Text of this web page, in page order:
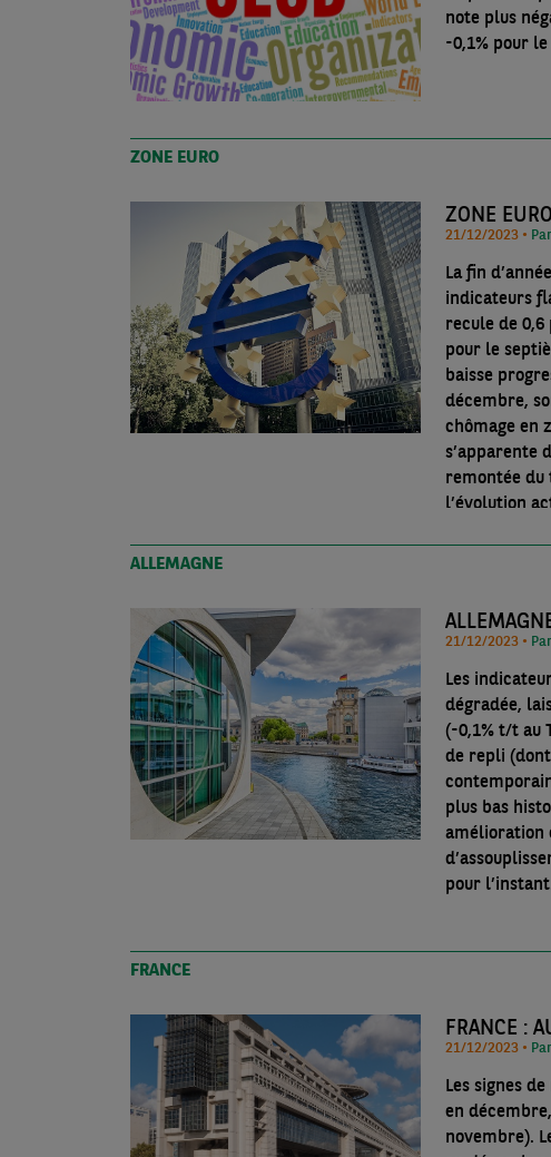
note plus
-0,1% pour
ZONE EURO
ZONE
21/12/2023 •
La fin
indicateurs
recule de 0,6
pour le
baisse
décembre,
chômage en
s’apparente
remontée du
l’évolution
ALLEMAGNE
21/12/2023 •
Les
dégradée,
(-0,1% t/t au
de repli
plus bas
amélioration
pour
FRANCE
FRANCE :
21/12/2023 •
Les signes
en
novembre).